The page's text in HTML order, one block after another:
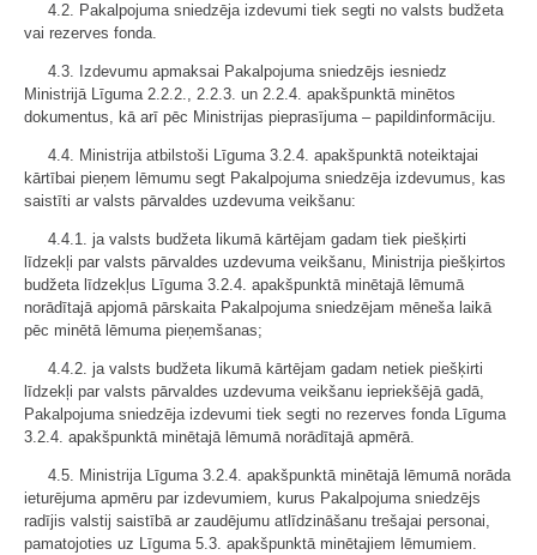
4.2. Pakalpojuma sniedzēja izdevumi tiek segti no valsts budžeta
vai rezerves fonda.
4.3. Izdevumu apmaksai Pakalpojuma sniedzējs iesniedz
Ministrijā Līguma 2.2.2., 2.2.3. un 2.2.4. apakšpunktā minētos
dokumentus, kā arī pēc Ministrijas pieprasījuma – papildinformāciju.
4.4. Ministrija atbilstoši Līguma 3.2.4. apakšpunktā noteiktajai
kārtībai pieņem lēmumu segt Pakalpojuma sniedzēja izdevumus, kas
saistīti ar valsts pārvaldes uzdevuma veikšanu:
4.4.1. ja valsts budžeta likumā kārtējam gadam tiek piešķirti
līdzekļi par valsts pārvaldes uzdevuma veikšanu, Ministrija piešķirtos
budžeta līdzekļus Līguma 3.2.4. apakšpunktā minētajā lēmumā
norādītajā apjomā pārskaita Pakalpojuma sniedzējam mēneša laikā
pēc minētā lēmuma pieņemšanas;
4.4.2. ja valsts budžeta likumā kārtējam gadam netiek piešķirti
līdzekļi par valsts pārvaldes uzdevuma veikšanu iepriekšējā gadā,
Pakalpojuma sniedzēja izdevumi tiek segti no rezerves fonda Līguma
3.2.4. apakšpunktā minētajā lēmumā norādītajā apmērā.
4.5. Ministrija Līguma 3.2.4. apakšpunktā minētajā lēmumā norāda
ieturējuma apmēru par izdevumiem, kurus Pakalpojuma sniedzējs
radījis valstij saistībā ar zaudējumu atlīdzināšanu trešajai personai,
pamatojoties uz Līguma 5.3. apakšpunktā minētajiem lēmumiem.